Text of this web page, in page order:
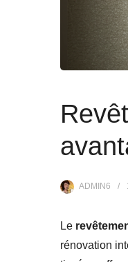
ADMIN6
Le
rénovation